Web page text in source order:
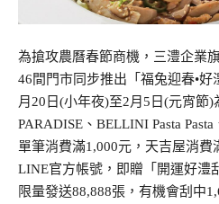
為搶攻農曆春節商機，三澧企業
46間門市同步推出「福兔迎春•好
月20日(小年夜)至2月5日(元宵節
PARADISE、BELLINI Pasta
單筆消費滿1,000元，天吉屋消費
LINE官方帳號，即贈「開運好澧
限量發送88,888張，有機會刮中